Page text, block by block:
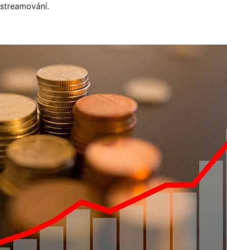
streamování.